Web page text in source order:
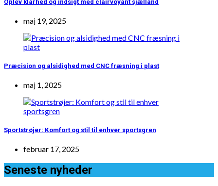
Oplev klarhed og indsigt med clairvoyant sjælland
maj 19, 2025
Præcision og alsidighed med CNC fræsning i plast
maj 1, 2025
Sportstrøjer: Komfort og stil til enhver sportsgren
februar 17, 2025
Seneste nyheder